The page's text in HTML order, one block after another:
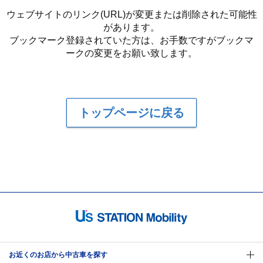
ウェブサイトのリンク(URL)が変更または削除された可能性
があります。
ブックマーク登録されていた方は、お手数ですがブックマ
ークの変更をお願い致します。
トップページに戻る
お近くのお店から中古車を探す